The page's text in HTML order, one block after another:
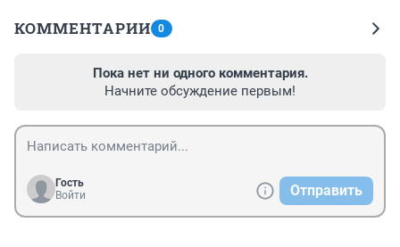
КОММЕНТАРИИ 0
Пока нет ни одного комментария.
Начните обсуждение первым!
Гость
Войти
Отправить